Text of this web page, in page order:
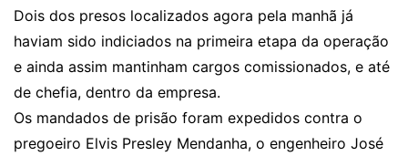
Dois dos presos localizados agora pela manhã já
haviam sido indiciados na primeira etapa da operação
e ainda assim mantinham cargos comissionados, e até
de chefia, dentro da empresa.
Os mandados de prisão foram expedidos contra o
pregoeiro Elvis Presley Mendanha, o engenheiro José